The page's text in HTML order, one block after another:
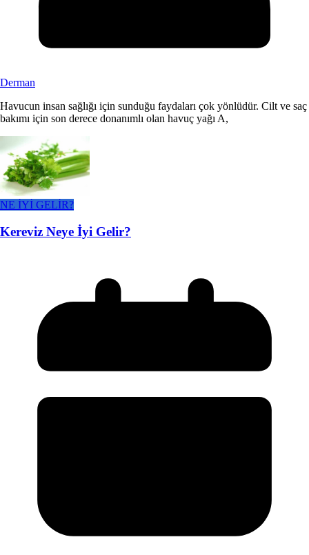
Derman
Havucun insan sağlığı için sunduğu faydaları çok yönlüdür. Cilt ve saç
bakımı için son derece donanımlı olan havuç yağı A,
NE İYİ GELİR?
Kereviz Neye İyi Gelir?